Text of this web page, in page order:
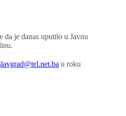
da je danas uputilo u Javnu
u roku